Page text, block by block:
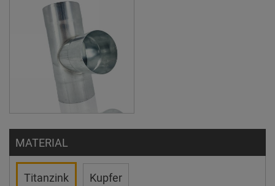
MATERIAL
Titanzink Kupfer